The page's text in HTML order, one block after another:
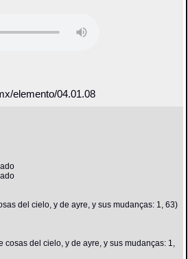
elemento/04.01.08
del cielo, y de ayre, y sus mudanças: 1, 63)
cosas del cielo, y de ayre, y sus mudanças: 1,